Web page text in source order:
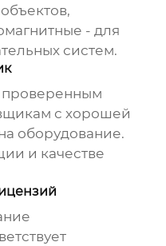
- для
систем.
проверенным
с хорошей
оборудование.
и качестве